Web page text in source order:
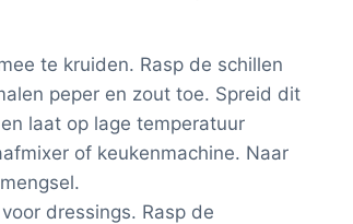
te kruiden. Rasp de schillen
peper en zout toe. Spreid dit
laat op lage temperatuur
of keukenmachine. Naar
dressings. Rasp de